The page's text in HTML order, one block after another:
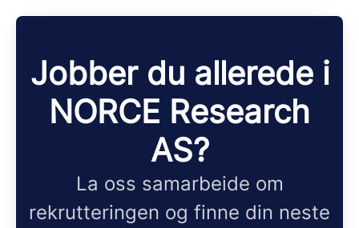
Jobber du allerede i
NORCE Research
AS?
La oss samarbeide om
rekrutteringen og finne din neste